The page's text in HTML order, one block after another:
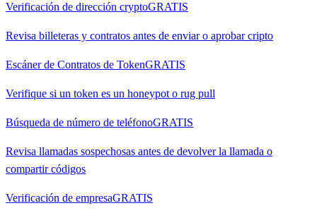
Verificación de dirección cryptoGRATIS
Revisa billeteras y contratos antes de enviar o aprobar cripto
Escáner de Contratos de TokenGRATIS
Verifique si un token es un honeypot o rug pull
Búsqueda de número de teléfonoGRATIS
Revisa llamadas sospechosas antes de devolver la llamada o
compartir códigos
Verificación de empresaGRATIS